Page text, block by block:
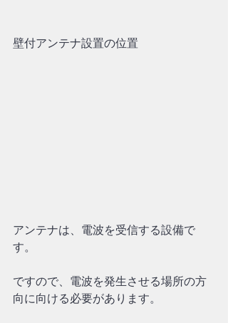
壁付アンテナ設置の位置
アンテナは、電波を受信する設備で
す。
ですので、電波を発生させる場所の方
向に向ける必要があります。